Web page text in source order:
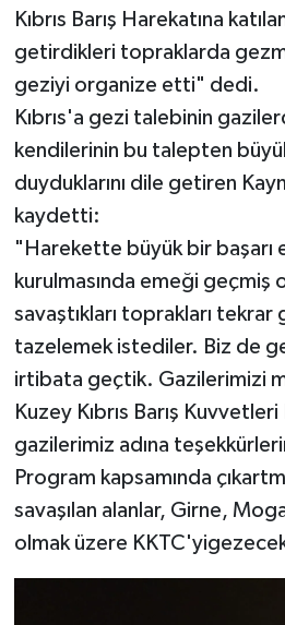
Kıbrıs Barış Harekatına
getirdikleri topraklarda
geziyi organize etti" dedi.
Kıbrıs'a gezi talebinin
kendilerinin bu talepten
duyduklarını dile getiren
kaydetti:
"Harekette büyük bir başarı
kurulmasında emeği geçmiş
savaştıkları toprakları tekrar
tazelemek istediler. Biz de
irtibata geçtik. Gazilerimizi
Kuzey Kıbrıs Barış
gazilerimiz adına
Program kapsamında
savaşılan alanlar, Girne,
olmak üzere